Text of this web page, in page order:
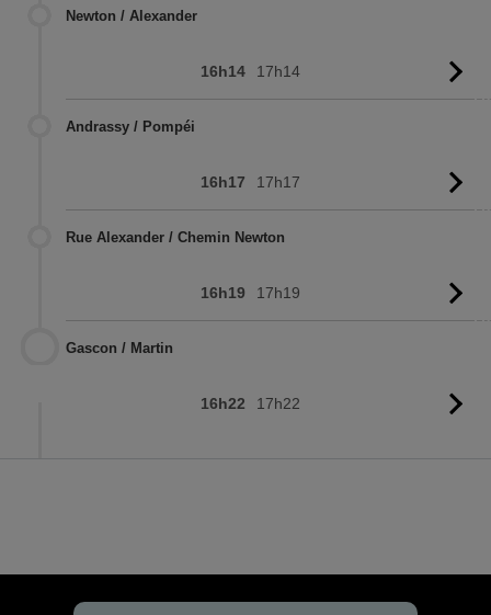
Newton / Alexander
16h14 17h14
Andrassy / Pompéi
16h17 17h17
Rue Alexander / Chemin Newton
16h19 17h19
Gascon / Martin
16h22 17h22